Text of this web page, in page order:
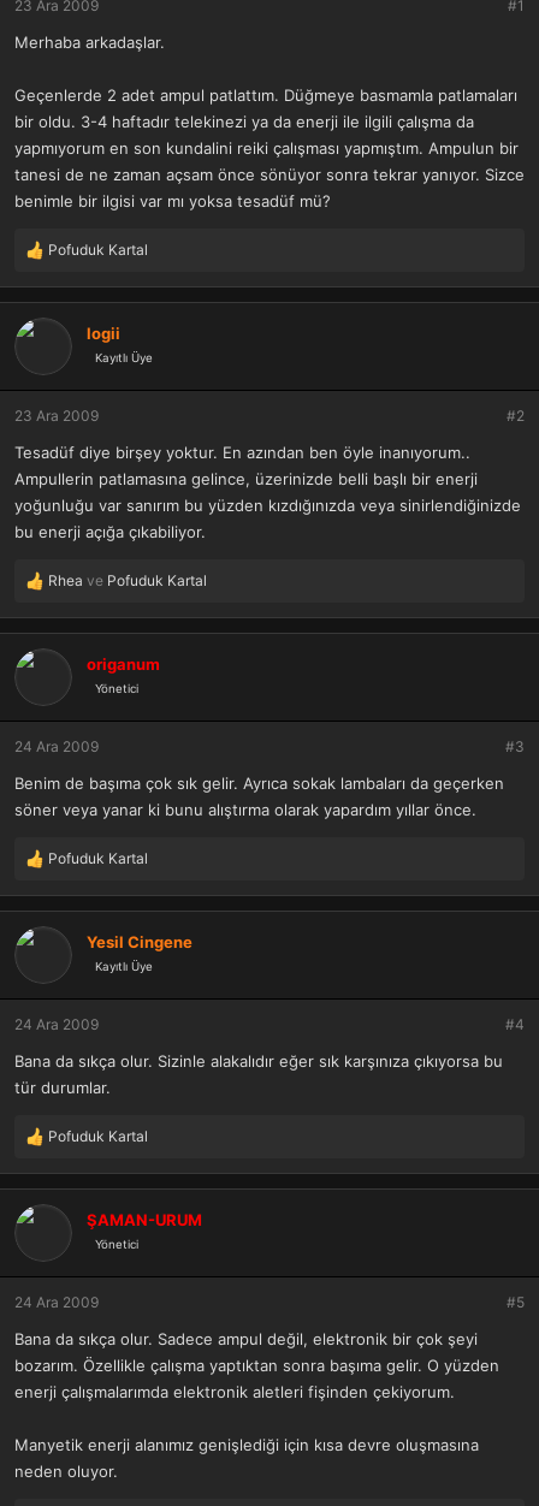
a
t
h
23 Ara 2009 #1
Merhaba arkadaşlar.
Geçenlerde 2 adet ampul patlattım. Düğmeye basmamla patlamaları
bir oldu. 3-4 haftadır telekinezi ya da enerji ile ilgili çalışma da
yapmıyorum en son kundalini reiki çalışması yapmıştım. Ampulun bir
tanesi de ne zaman açsam önce sönüyor sonra tekrar yanıyor. Sizce
benimle bir ilgisi var mı yoksa tesadüf mü?
T
p
k
l
e
r
Pofuduk Kartal
logii
Kayıtlı Üye
23 Ara 2009 #2
Tesadüf diye birşey yoktur. En azından ben öyle inanıyorum..
Ampullerin patlamasına gelince, üzerinizde belli başlı bir enerji
yoğunluğu var sanırım bu yüzden kızdığınızda veya sinirlendiğinizde
bu enerji açığa çıkabiliyor.
T
p
k
l
e
r
Rhea ve Pofuduk Kartal
origanum
Yönetici
24 Ara 2009 #3
Benim de başıma çok sık gelir. Ayrıca sokak lambaları da geçerken
söner veya yanar ki bunu alıştırma olarak yapardım yıllar önce.
T
p
k
l
e
r
Pofuduk Kartal
Yesil Cingene
Kayıtlı Üye
24 Ara 2009 #4
Bana da sıkça olur. Sizinle alakalıdır eğer sık karşınıza çıkıyorsa bu
tür durumlar.
T
p
k
l
e
r
Pofuduk Kartal
ŞAMAN-URUM
Yönetici
24 Ara 2009 #5
Bana da sıkça olur. Sadece ampul değil, elektronik bir çok şeyi
bozarım. Özellikle çalışma yaptıktan sonra başıma gelir. O yüzden
enerji çalışmalarımda elektronik aletleri fişinden çekiyorum.
Manyetik enerji alanımız genişlediği için kısa devre oluşmasına
neden oluyor.